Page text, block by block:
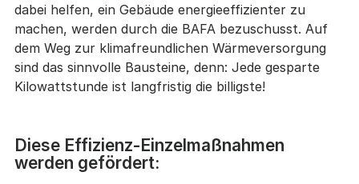
dabei helfen, ein Gebäude energieeffizienter zu
machen, werden durch die BAFA bezuschusst. Auf
dem Weg zur klimafreundlichen Wärmeversorgung
sind das sinnvolle Bausteine, denn: Jede gesparte
Kilowattstunde ist langfristig die billigste!
Diese Effizienz-Einzelmaßnahmen
werden gefördert: